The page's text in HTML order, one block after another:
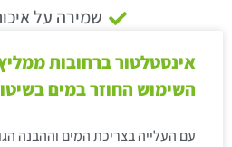
שמירה על
אינסטלטור ברחובות
השימוש החוזר במים
עם העלייה בצריכת המים וההבנה